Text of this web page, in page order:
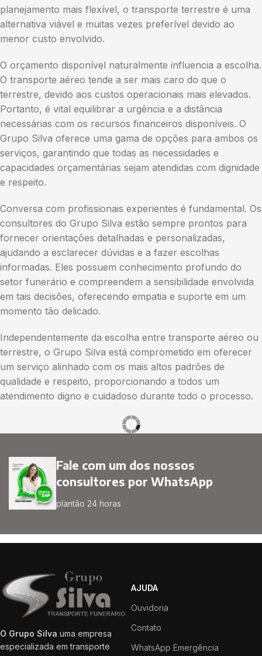
planejamento mais flexível, o transporte terrestre é uma
alternativa viável e muitas vezes preferível devido ao
menor custo envolvido.
O orçamento disponível naturalmente influencia a escolha.
O transporte aéreo tende a ser mais caro do que o
terrestre, devido aos custos operacionais mais elevados.
Portanto, é vital equilibrar a urgência e a distância
necessárias com os recursos financeiros disponíveis. O
Grupo Silva oferece uma gama de opções para ambos os
serviços, garantindo que todas as necessidades e
capacidades orçamentárias sejam atendidas com dignidade
e respeito.
Conversa com profissionais experientes é fundamental. Os
consultores do Grupo Silva estão sempre prontos para
fornecer orientações detalhadas e personalizadas,
ajudando a esclarecer dúvidas e a fazer escolhas
informadas. Eles possuem conhecimento profundo do
setor funerário e compreendem a sensibilidade envolvida
em tais decisões, oferecendo empatia e suporte em um
momento tão delicado.
Independentemente da escolha entre transporte aéreo ou
terrestre, o Grupo Silva está comprometido em oferecer
um serviço alinhado com os mais altos padrões de
qualidade e respeito, proporcionando a todos um
atendimento digno e cuidadoso durante todo o processo.
Fale com um dos nossos
consultores por WhatsApp
plantão 24 horas
O Grupo Silva uma empresa
especializada em transporte
AJUDA
Ouvidoria
Contato
WhatsApp Emergência